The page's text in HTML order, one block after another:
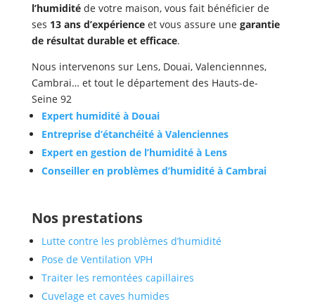
l’humiditéde votre maison, vous fait bénéficier de
ses 13 ans d’expérience et vous assure une garantie
de résultat durable et efficace.
Nous intervenons sur Lens, Douai, Valenciennnes,
Cambrai… et tout le département des Hauts-de-
Seine 92
Expert humidité à Douai
Entreprise d’étanchéité à Valenciennes
Expert en gestion de l’humidité à Lens
Conseiller en problèmes d’humidité à Cambrai
Nos prestations
Lutte contre les problèmes d’humidité
Pose de Ventilation VPH
Traiter les remontées capillaires
Cuvelage et caves humides